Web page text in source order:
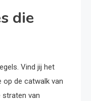
die
Vind jij het
op de catwalk van
straten van